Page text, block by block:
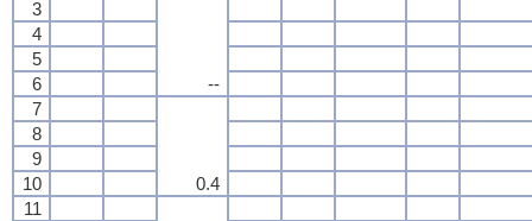
3
--
4
5
6
7
0.4
8
9
10
11